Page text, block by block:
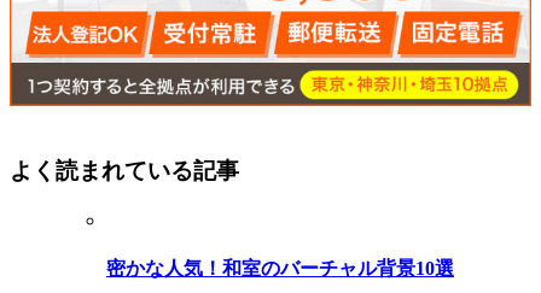
よく読まれている記事
密かな人気！和室のバーチャル背景10選